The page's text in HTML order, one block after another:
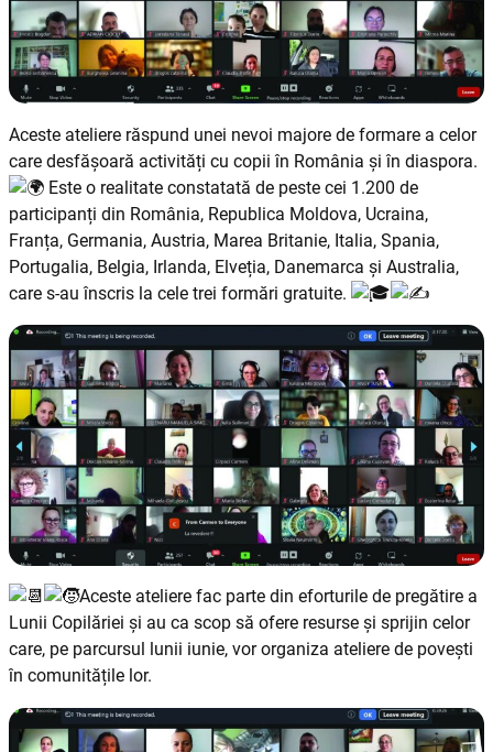
Aceste ateliere răspund unei nevoi majore de formare a celor
care desfășoară activități cu copii în România și în diaspora.
Este o realitate constatată de peste cei 1.200 de
participanți din România, Republica Moldova, Ucraina,
Franța, Germania, Austria, Marea Britanie, Italia, Spania,
Portugalia, Belgia, Irlanda, Elveția, Danemarca și Australia,
care s-au înscris la cele trei formări gratuite.
Aceste ateliere fac parte din eforturile de pregătire a
Lunii Copilăriei și au ca scop să ofere resurse și sprijin celor
care, pe parcursul lunii iunie, vor organiza ateliere de povești
în comunitățile lor.